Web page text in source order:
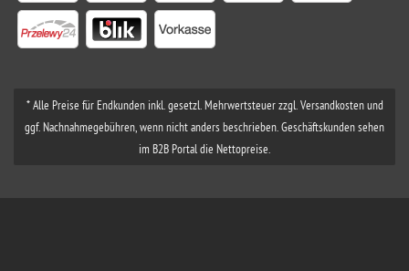
* Alle Preise für Endkunden inkl. gesetzl. Mehrwertsteuer zzgl. Versandkosten und
ggf. Nachnahmegebühren, wenn nicht anders beschrieben. Geschäftskunden sehen
im B2B Portal die Nettopreise.